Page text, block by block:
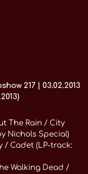
217 | 03.02.2013
The Rain / City
Nichols Special)
/ Cadet (LP-track:
Walking Dead /